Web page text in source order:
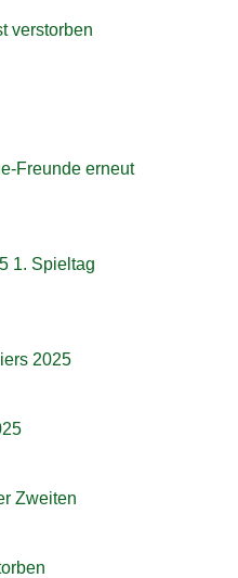
verstorben
Freunde erneut
1. Spieltag
2025
Zweiten